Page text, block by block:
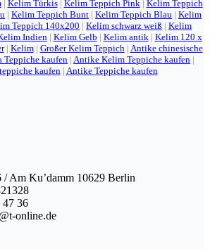
| Kelim Türkis| Kelim Teppich Pink | Kelim Teppich
| Kelim Teppich Bunt | Kelim Teppich Blau | Kelim
Teppich 140x200 | Kelim schwarz weiß | Kelim
Indien | Kelim Gelb | Kelim antik | Kelim 120 x
| Kelim| Großer Kelim Teppich | Antike chinesische
Teppiche kaufen | Antike Kelim Teppiche kaufen |
kaufen | Antike Teppiche kaufen
/ Am Ku’damm 10629 Berlin
47 36
online.de